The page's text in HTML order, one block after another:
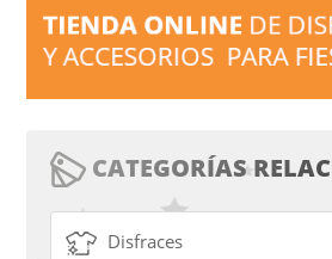
CATEGORÍAS
Disfraces